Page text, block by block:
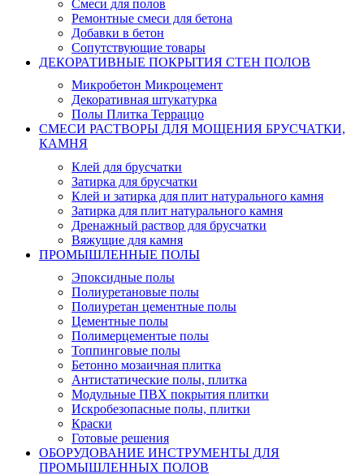
Смеси для полов
Ремонтные смеси для бетона
Добавки в бетон
Сопутствующие товары
ДЕКОРАТИВНЫЕ ПОКРЫТИЯ СТЕН ПОЛОВ
Микробетон Микроцемент
Декоративная штукатурка
Полы Плитка Терраццо
СМЕСИ РАСТВОРЫ ДЛЯ МОЩЕНИЯ БРУСЧАТКИ,
КАМНЯ
Клей для брусчатки
Затирка для брусчатки
Клей и затирка для плит натурального камня
Затирка для плит натурального камня
Дренажный раствор для брусчатки
Вяжущие для камня
ПРОМЫШЛЕННЫЕ ПОЛЫ
Эпоксидные полы
Полиуретановые полы
Полиуретан цементные полы
Цементные полы
Полимерцементые полы
Топпинговые полы
Бетонно мозаичная плитка
Антистатические полы, плитка
Модульные ПВХ покрытия плитки
Искробезопасные полы, плитки
Краски
Готовые решения
ОБОРУДОВАНИЕ ИНСТРУМЕНТЫ ДЛЯ
ПРОМЫШЛЕННЫХ ПОЛОВ